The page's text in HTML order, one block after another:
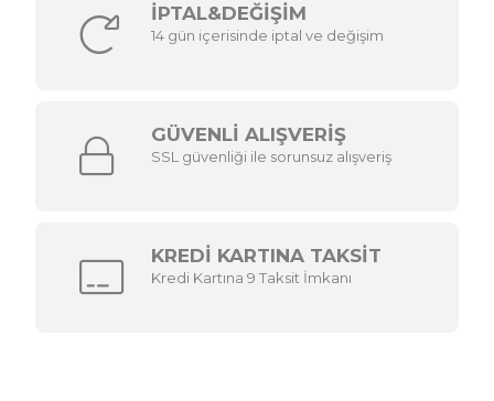
İPTAL&DEĞİŞİM
14 gün içerisinde iptal ve değişim
GÜVENLİ ALIŞVERİŞ
SSL güvenliği ile sorunsuz alışveriş
KREDİ KARTINA TAKSİT
Kredi Kartına 9 Taksit İmkanı